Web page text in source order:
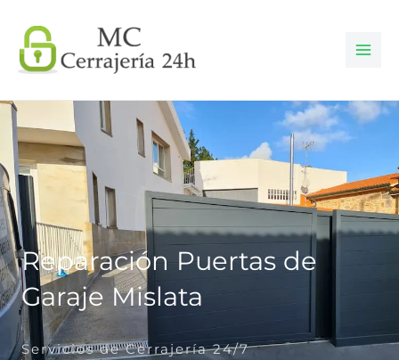
contenido
Reparación Puertas de
Garaje Mislata
Servicios de Cerrajería 24/7